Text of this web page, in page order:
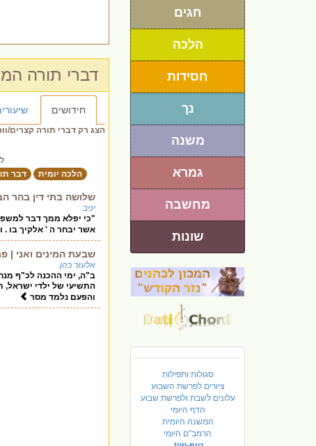
חגים
הלכה
חסידות
נך
משנה
גמרא
מחשבה
שונות
סגולות ותפילות
ציורים לפרשת השבוע
עלונים לשבת ולפרשת שבוע
הדף היומי
המשנה היומית
הרמב"ם היומי
דברי תורה
חידושים
הצג רק דברי תורה קצרים/
הלכה יומית דבר
שלושה בתי דין בהר
יניב
"כי יפלא ממך דבר למשפט
אשר יבחר ה ' אלקיך בו .
שבעת המינים ואני |
אלעזר כהן
ב"ה, ימי ההכנה לכ"ף
התשיעי של ילדי ישראל,
והפעם נלמד מסר